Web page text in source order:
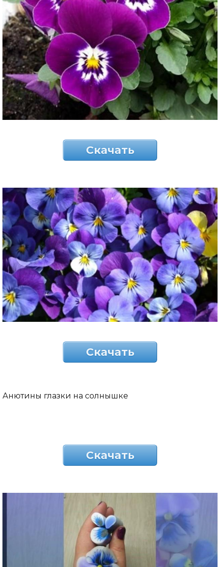
Скачать
Скачать
Анютины глазки на солнышке
Скачать